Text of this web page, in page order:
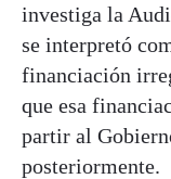
investiga la
se interpretó
financiación
que esa
partir al
posteriormente.